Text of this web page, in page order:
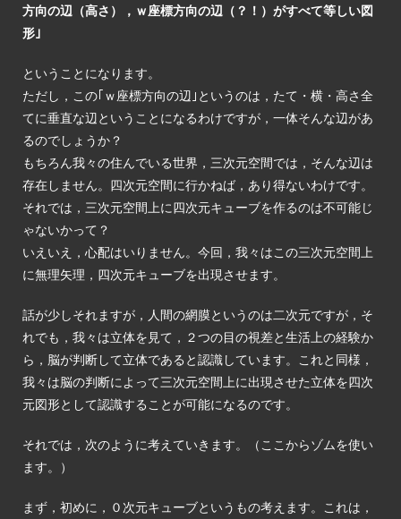
方向の辺（高さ），ｗ座標方向の辺（？！）がすべて等しい図
形｣
ということになります。
ただし，この｢ｗ座標方向の辺｣というのは，たて・横・高さ全
てに垂直な辺ということになるわけですが，一体そんな辺があ
るのでしょうか？
もちろん我々の住んでいる世界，三次元空間では，そんな辺は
存在しません。四次元空間に行かねば，あり得ないわけです。
それでは，三次元空間上に四次元キューブを作るのは不可能じ
ゃないかって？
いえいえ，心配はいりません。今回，我々はこの三次元空間上
に無理矢理，四次元キューブを出現させます。
話が少しそれますが，人間の網膜というのは二次元ですが，そ
れでも，我々は立体を見て，２つの目の視差と生活上の経験か
ら，脳が判断して立体であると認識しています。これと同様，
我々は脳の判断によって三次元空間上に出現させた立体を四次
元図形として認識することが可能になるのです。
それでは，次のように考えていきます。（ここからゾムを使い
ます。）
まず，初めに，０次元キューブというもの考えます。これは，